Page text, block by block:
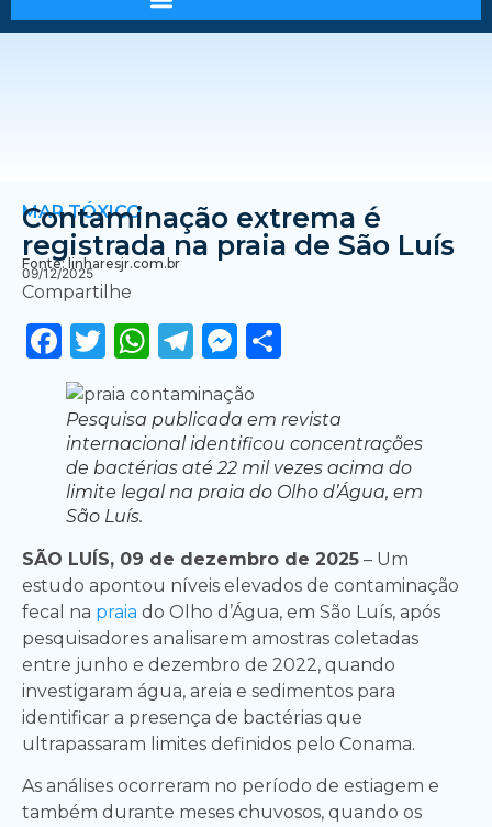
MAR TÓXICO
Contaminação extrema é
registrada na praia de São Luís
Fonte: linharesjr.com.br
09/12/2025
Compartilhe
Facebook
Twitter
WhatsApp
Telegram
Messenger
Pesquisa publicada em revista
internacional identificou concentrações
de bactérias até 22 mil vezes acima do
limite legal na praia do Olho d’Água, em
São Luís.
SÃO LUÍS, 09 de dezembro de 2025 – Um
estudo apontou níveis elevados de contaminação
fecal na praia do Olho d’Água, em São Luís, após
pesquisadores analisarem amostras coletadas
entre junho e dezembro de 2022, quando
investigaram água, areia e sedimentos para
identificar a presença de bactérias que
ultrapassaram limites definidos pelo Conama.
As análises ocorreram no período de estiagem e
também durante meses chuvosos, quando os